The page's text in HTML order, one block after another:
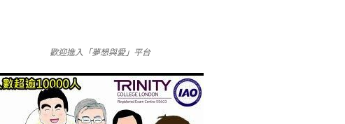
歡迎進入「夢想與愛」平台